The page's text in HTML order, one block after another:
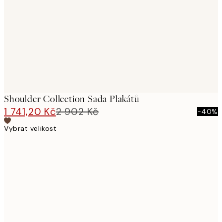
Shoulder Collection Sada Plakátů
1 741,20 Kč2 902 Kč
-40%
Vybrat velikost